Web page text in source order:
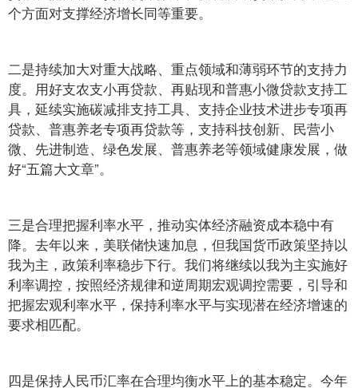
个方面对支撑经济增长同等重要。
二是持续加大对重大战略、重点领域和薄弱环节的支持力
度。用好支农支小再贷款、再贴现和普惠小微贷款支持工
具，延续实施碳减排支持工具、支持企业技术进步专项再
贷款、普惠养老专项再贷款等，支持科技创新、民营小
微、先进制造、绿色发展、普惠养老等领域健康发展，做
好“五篇大文章”。
三是合理把握利率水平，推动实体经济融资成本稳中有
降。去年以来，美联储快速加息，但我国货币政策坚持以
我为主，政策利率稳步下行。我们将继续以我为主实施好
利率调控，按照经济规律和逆周期宏观调控需要，引导和
把握宏观利率水平，保持利率水平与实现潜在经济增速的
要求相匹配。
四是保持人民币汇率在合理均衡水平上的基本稳定。今年